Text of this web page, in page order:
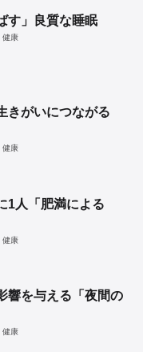
す」良質な睡眠
健康
きがいにつながる
健康
1人「肥満による
健康
響を与える「夜間の
健康